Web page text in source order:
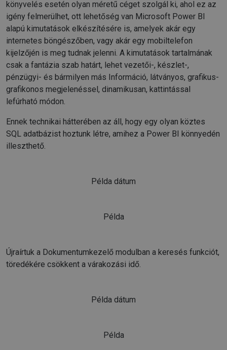
könyvelés esetén olyan méretű céget szolgál ki, ahol ez az
igény felmerülhet, ott lehetőség van Microsoft Power BI
alapú kimutatások elkészítésére is, amelyek akár egy
internetes böngészőben, vagy akár egy mobiltelefon
kijelzőjén is meg tudnak jelenni. A kimutatások tartalmának
csak a fantázia szab határt, lehet vezetői-, készlet-,
pénzügyi- és bármilyen más Információ, látványos, grafikus-
grafikonos megjelenéssel, dinamikusan, kattintással
lefúrható módon.
Ennek technikai hátterében az áll, hogy egy olyan köztes
SQL adatbázist hoztunk létre, amihez a Power BI könnyedén
illeszthető.
Példa dátum
Példa
Újraírtuk a Dokumentumkezelő modulban a keresés funkciót,
töredékére csökkent a várakozási idő.
Példa dátum
Példa